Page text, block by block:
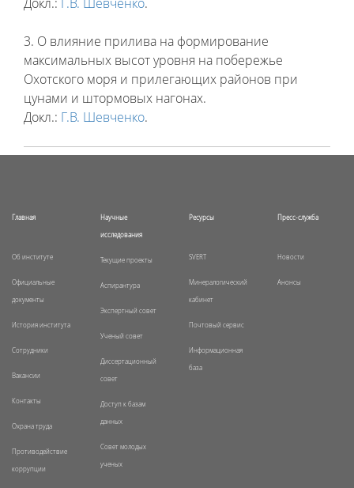
3. О влияние прилива на формирование
максимальных высот уровня на побережье
Охотского моря и прилегающих районов при
цунами и штормовых нагонах.
Докл.: Г.В. Шевченко.
Главная
Об институте
Официальные
документы
История института
Сотрудники
Вакансии
Контакты
Охрана труда
Противодействие
коррупции
Научные
исследования
Текущие проекты
Аспирантура
Экспертный совет
Ученый совет
Диссертационный
совет
Доступ к базам
данных
Совет молодых
ученых
Ресурсы
SVERT
Минералогический
кабинет
Почтовый сервис
Информационная
база
Пресс-служба
Новости
Анонсы